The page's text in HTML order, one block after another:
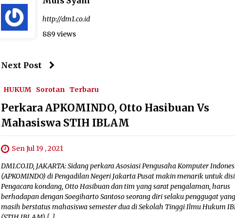
http://dm1.co.id
889 views
Next Post
HUKUM Sorotan Terbaru
Perkara APKOMINDO, Otto Hasibuan Vs
Mahasiswa STIH IBLAM
Sen Jul 19 , 2021
DM1.CO.ID, JAKARTA: Sidang perkara Asosiasi Pengusaha Komputer
(APKOMINDO) di Pengadilan Negeri Jakarta Pusat makin menarik untuk
Pengacara kondang, Otto Hasibuan dan tim yang sarat pengalaman, harus
berhadapan dengan Soegiharto Santoso seorang diri selaku penggugat yang
masih berstatus mahasiswa semester dua di Sekolah Tinggi Ilmu Hukum